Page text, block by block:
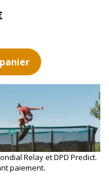
€
Relay et DPD Predict.
paiement.